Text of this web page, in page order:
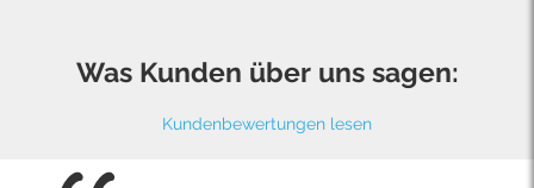
Was Kunden über uns sagen:
Kundenbewertungen lesen